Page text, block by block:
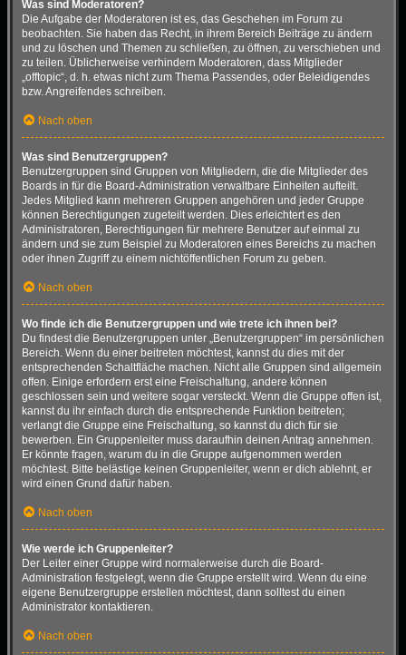
Was sind Moderatoren?
Die Aufgabe der Moderatoren ist es, das Geschehen im Forum zu
beobachten. Sie haben das Recht, in ihrem Bereich Beiträge zu ändern
und zu löschen und Themen zu schließen, zu öffnen, zu verschieben und
zu teilen. Üblicherweise verhindern Moderatoren, dass Mitglieder
„offtopic“, d. h. etwas nicht zum Thema Passendes, oder Beleidigendes
bzw. Angreifendes schreiben.
Nach oben
Was sind Benutzergruppen?
Benutzergruppen sind Gruppen von Mitgliedern, die die Mitglieder des
Boards in für die Board-Administration verwaltbare Einheiten aufteilt.
Jedes Mitglied kann mehreren Gruppen angehören und jeder Gruppe
können Berechtigungen zugeteilt werden. Dies erleichtert es den
Administratoren, Berechtigungen für mehrere Benutzer auf einmal zu
ändern und sie zum Beispiel zu Moderatoren eines Bereichs zu machen
oder ihnen Zugriff zu einem nichtöffentlichen Forum zu geben.
Nach oben
Wo finde ich die Benutzergruppen und wie trete ich ihnen bei?
Du findest die Benutzergruppen unter „Benutzergruppen“ im persönlichen
Bereich. Wenn du einer beitreten möchtest, kannst du dies mit der
entsprechenden Schaltfläche machen. Nicht alle Gruppen sind allgemein
offen. Einige erfordern erst eine Freischaltung, andere können
geschlossen sein und weitere sogar versteckt. Wenn die Gruppe offen ist,
kannst du ihr einfach durch die entsprechende Funktion beitreten;
verlangt die Gruppe eine Freischaltung, so kannst du dich für sie
bewerben. Ein Gruppenleiter muss daraufhin deinen Antrag annehmen.
Er könnte fragen, warum du in die Gruppe aufgenommen werden
möchtest. Bitte belästige keinen Gruppenleiter, wenn er dich ablehnt, er
wird einen Grund dafür haben.
Nach oben
Wie werde ich Gruppenleiter?
Der Leiter einer Gruppe wird normalerweise durch die Board-
Administration festgelegt, wenn die Gruppe erstellt wird. Wenn du eine
eigene Benutzergruppe erstellen möchtest, dann solltest du einen
Administrator kontaktieren.
Nach oben